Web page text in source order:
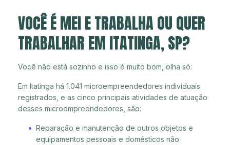
VOCÊ É MEI E TRABALHA OU QUER
TRABALHAR EM ITATINGA, SP?
Você não está sozinho e isso é muito bom, olha só:
Em Itatinga há 1.041 microempreendedores individuais
registrados, e as cinco principais atividades de atuação
desses microempreendedores, são:
Reparação e manutenção de outros objetos e
equipamentos pessoais e domésticos não